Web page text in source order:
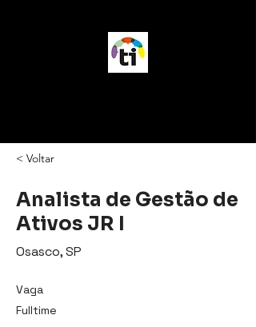
< Voltar
Analista de Gestão de
Ativos JR I
Osasco, SP
Vaga
Fulltime